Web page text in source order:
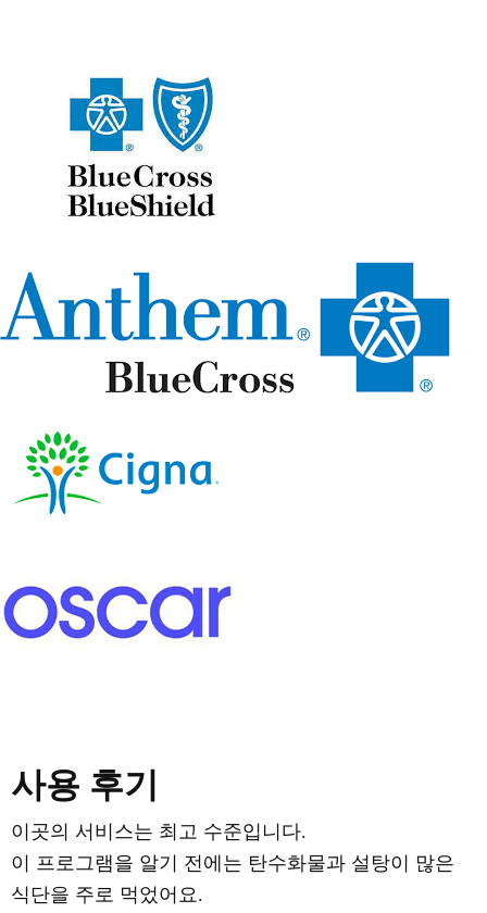
사용 후기
이곳의 서비스는 최고 수준입니다.
이 프로그램을 알기 전에는 탄수화물과 설탕이 많은
식단을 주로 먹었어요.